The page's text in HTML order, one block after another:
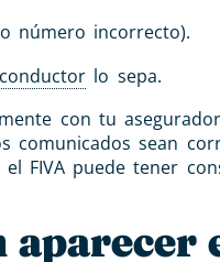
número incorrecto).
conductor lo sepa.
con tu
sean
FIVA puede tener
aparecer